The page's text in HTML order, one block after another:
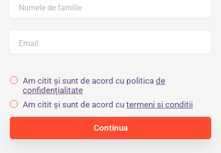
Numele de familie
Email
Am citit și sunt de acord cu politica de
confidențialitate
Am citit și sunt de acord cu termeni si conditii